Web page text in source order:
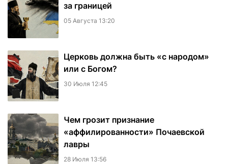
за границей
05 Августа 13:20
Церковь должна быть «с народом»
или с Богом?
30 Июля 12:45
Чем грозит признание
«аффилированности» Почаевской
лавры
28 Июля 13:56